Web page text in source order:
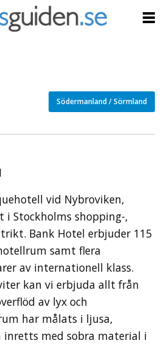
Södermanland / Sörmland
vid Nybroviken,
Stockholms shopping-,
Bank Hotel erbjuder 115
samt flera
av internationell klass.
kan vi erbjuda allt från
av lyx och
har målats i ljusa,
inretts med sobra material i